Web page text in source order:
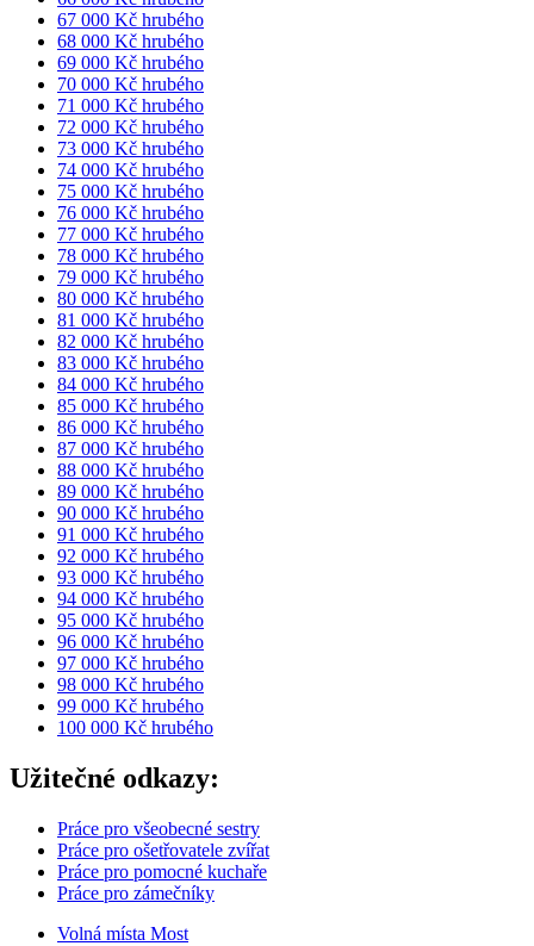
67 000 Kč hrubého
68 000 Kč hrubého
69 000 Kč hrubého
70 000 Kč hrubého
71 000 Kč hrubého
72 000 Kč hrubého
73 000 Kč hrubého
74 000 Kč hrubého
75 000 Kč hrubého
76 000 Kč hrubého
77 000 Kč hrubého
78 000 Kč hrubého
79 000 Kč hrubého
80 000 Kč hrubého
81 000 Kč hrubého
82 000 Kč hrubého
83 000 Kč hrubého
84 000 Kč hrubého
85 000 Kč hrubého
86 000 Kč hrubého
87 000 Kč hrubého
88 000 Kč hrubého
89 000 Kč hrubého
90 000 Kč hrubého
91 000 Kč hrubého
92 000 Kč hrubého
93 000 Kč hrubého
94 000 Kč hrubého
95 000 Kč hrubého
96 000 Kč hrubého
97 000 Kč hrubého
98 000 Kč hrubého
99 000 Kč hrubého
100 000 Kč hrubého
Užitečné odkazy:
Práce pro všeobecné sestry
Práce pro ošetřovatele zvířat
Práce pro pomocné kuchaře
Práce pro zámečníky
Volná místa Most